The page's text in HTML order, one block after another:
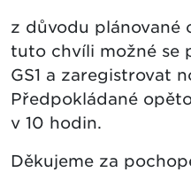
z důvodu plánované
tuto chvíli možné se
GS1 a zaregistrovat
Předpokládané
v 10 hodin.
Děkujeme za